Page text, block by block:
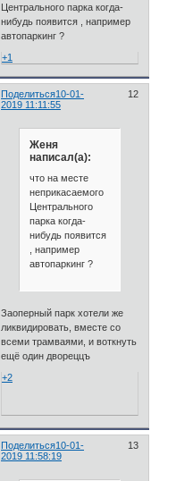
Центрального парка когда-
нибудь появится , например
автопаркинг ?
+1
Поделиться 12
10-01-
2019 11:11:55
Женя
написал(а):
что на месте
неприкасаемого
Центрального
парка когда-
нибудь появится
, например
автопаркинг ?
Заоперный парк хотели же
ликвидировать, вместе со
всеми трамваями, и воткнуть
ещё один двореццъ
+2
Поделиться 13
10-01-
2019 11:58:19